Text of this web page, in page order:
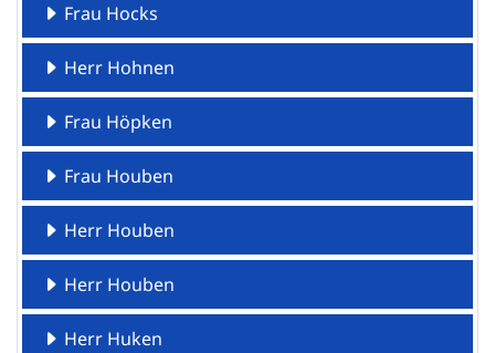
Frau Hocks
Herr Hohnen
Frau Höpken
Frau Houben
Herr Houben
Herr Houben
Herr Huken